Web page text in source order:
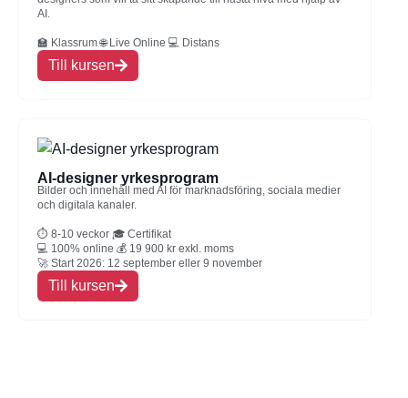
AI.
🏫 Klassrum 🌐 Live Online 💻 Distans
Till kursen
AI-designer yrkesprogram
Bilder och innehåll med AI för marknadsföring, sociala medier
och digitala kanaler.
⏱ 8-10 veckor 🎓 Certifikat
💻 100% online 💰 19 900 kr exkl. moms
🚀 Start 2026: 12 september eller 9 november
Till kursen